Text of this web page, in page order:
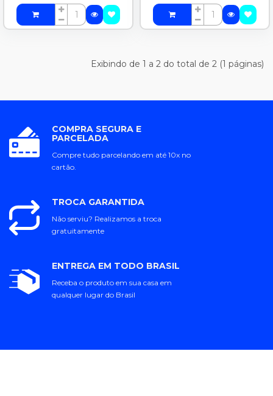
Exibindo de 1 a 2 do total de 2 (1 páginas)
COMPRA SEGURA E
PARCELADA
Compre tudo parcelando em até 10x no
cartão.
TROCA GARANTIDA
Não serviu? Realizamos a troca
gratuitamente
ENTREGA EM TODO BRASIL
Receba o produto em sua casa em
qualquer lugar do Brasil